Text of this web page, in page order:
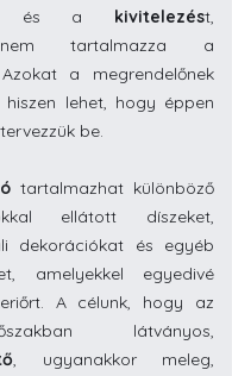
és a kivitelezést,
nem tartalmazza a
a megrendelőnek
hiszen lehet, hogy éppen
be.
tartalmazhat különböző
ellátott díszeket,
dekorációkat és egyéb
amelyekkel egyedivé
A célunk, hogy az
látványos,
, ugyanakkor meleg,